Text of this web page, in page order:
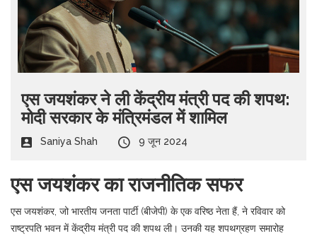
एस जयशंकर ने ली केंद्रीय मंत्री पद की शपथ:
मोदी सरकार के मंत्रिमंडल में शामिल
Saniya Shah 9 जून 2024
एस जयशंकर का राजनीतिक सफर
एस जयशंकर, जो भारतीय जनता पार्टी (बीजेपी) के एक वरिष्ठ नेता हैं, ने रविवार को
राष्ट्रपति भवन में केंद्रीय मंत्री पद की शपथ ली। उनकी यह शपथग्रहण समारोह